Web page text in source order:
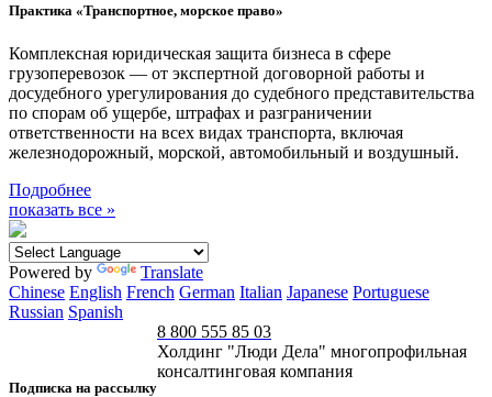
Практика «Транспортное, морское право»
Комплексная юридическая защита бизнеса в сфере
грузоперевозок — от экспертной договорной работы и
досудебного урегулирования до судебного представительства
по спорам об ущербе, штрафах и разграничении
ответственности на всех видах транспорта, включая
железнодорожный, морской, автомобильный и воздушный.
Подробнее
показать все »
Powered by
Translate
Chinese English French German Italian Japanese Portuguese
Russian Spanish
Подписка на рассылку
8 800 555 85 03
Холдинг "Люди Дела" многопрофильная
консалтинговая компания